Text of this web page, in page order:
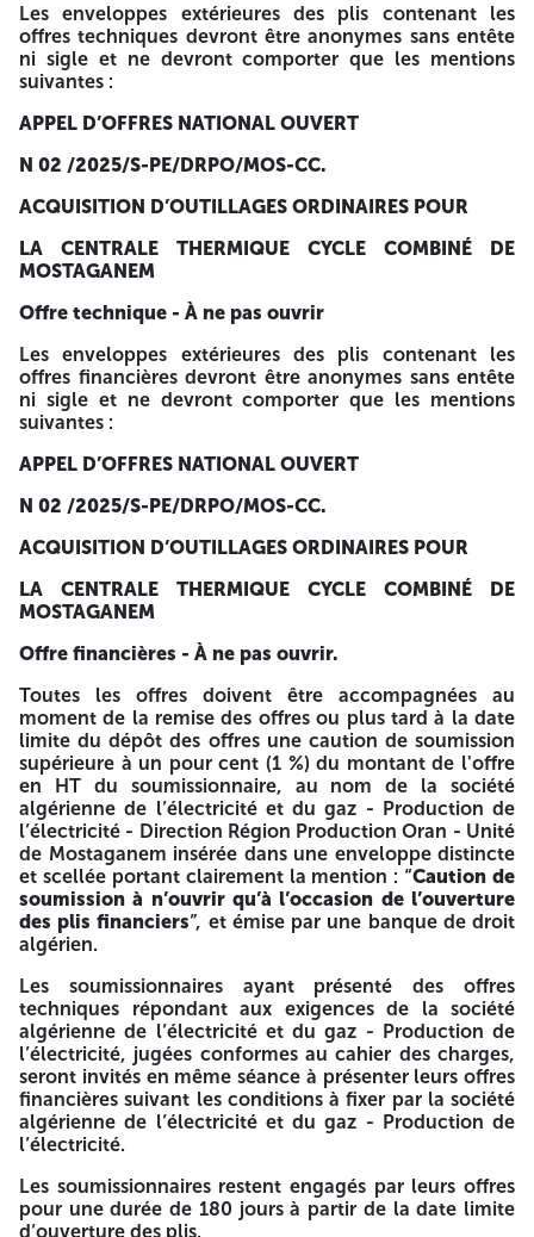
4514
AVIS D’APPEL D’OFFRES OUVERT A LA CONCURRENCE
NATIONALE
La société algérienne de l’électricité et du gaz - production
électricité - direction région production Oran, unité de
concurrence national ouvert pour :
« ACQUISITION D’OUTILLAGES ORDINAIRES POUR
MOSTAGANEM »
le cahier des charges à l’adresse suivante :
SOCIETE ALGERIENNE DE L’ELECTRICITE ET DU GAZ –
PRODUCTION DE L’ELECTRICITE
REGION PRODUCTION ORAN UNITE DE PRODUCTION CC
ET STOCK
ROUTE NATIONALE N 11 SONACTER
MOSTAGANEM / ALGERIE.
Contre présentation d’un justificatif de paiement par
virement bancaire de la somme de trois mille (3 000.00)
DAau compte N°001 00876 0300 002 406/51ouverts
auprès de Banque Nationale d’Algérie (BNA) Agence de
Mostaganem 876, 01 avenue benyahia belkacem
Mostaganem.
Les soumissionnaires doivent présenter, en une seule
étape, une offre technique et une offre financière
distinctes, accompagnées des pièces réglementaires
énumérées dans le cahier des charges.
Les offres techniques ainsi que les offres financières
doivent être accompagnées des pièces réglementaires
énumérées dans le cahier des charges.
Les Offres techniques ainsi que les offres financières,
établies séparément, doivent être déposées, séance
tenante, sous double enveloppe cachetée à l’adresse ci-
dessus le20/10/2025 à 10 :00. L’ouverture des plis est
publique et aura lieu le même jour à 10 :30.
Les enveloppes extérieures des plis contenant les offres
techniques devront être anonymes sans entête ni sigle et
ne devront comporter que les mentions suivantes :
4514
Les enveloppes extérieures des plis contenant les
offres techniques devront être anonymes sans entête
ni sigle et ne devront comporter que les mentions
suivantes :
APPEL D’OFFRES NATIONAL OUVERT
N 02 /2025/S-PE/DRPO/MOS-CC.
ACQUISITION D’OUTILLAGES ORDINAIRES POUR
LA CENTRALE THERMIQUE CYCLE COMBINÉ DE
MOSTAGANEM
Offre technique - À ne pas ouvrir
Les enveloppes extérieures des plis contenant les
offres financières devront être anonymes sans entête
ni sigle et ne devront comporter que les mentions
suivantes :
APPEL D’OFFRES NATIONAL OUVERT
N 02 /2025/S-PE/DRPO/MOS-CC.
ACQUISITION D’OUTILLAGES ORDINAIRES POUR
LA CENTRALE THERMIQUE CYCLE COMBINÉ DE
MOSTAGANEM
Offre financières - À ne pas ouvrir.
Toutes les offres doivent être accompagnées au
moment de la remise des offres ou plus tard à la date
limite du dépôt des offres une caution de soumission
supérieure à un pour cent (1 %) du montant de l'offre
en HT du soumissionnaire, au nom de la société
algérienne de l’électricité et du gaz - Production de
l’électricité - Direction Région Production Oran - Unité
de Mostaganem insérée dans une enveloppe distincte
et scellée portant clairement la mention : “Caution de
soumission à n’ouvrir qu’à l’occasion de l’ouverture
des plis financiers”, et émise par une banque de droit
algérien.
Les soumissionnaires ayant présenté des offres
techniques répondant aux exigences de la société
algérienne de l’électricité et du gaz - Production de
l’électricité, jugées conformes au cahier des charges,
seront invités en même séance à présenter leurs offres
financières suivant les conditions à fixer par la société
algérienne de l’électricité et du gaz - Production de
l’électricité.
Les soumissionnaires restent engagés par leurs offres
pour une durée de 180 jours à partir de la date limite
d’ouverture des plis.